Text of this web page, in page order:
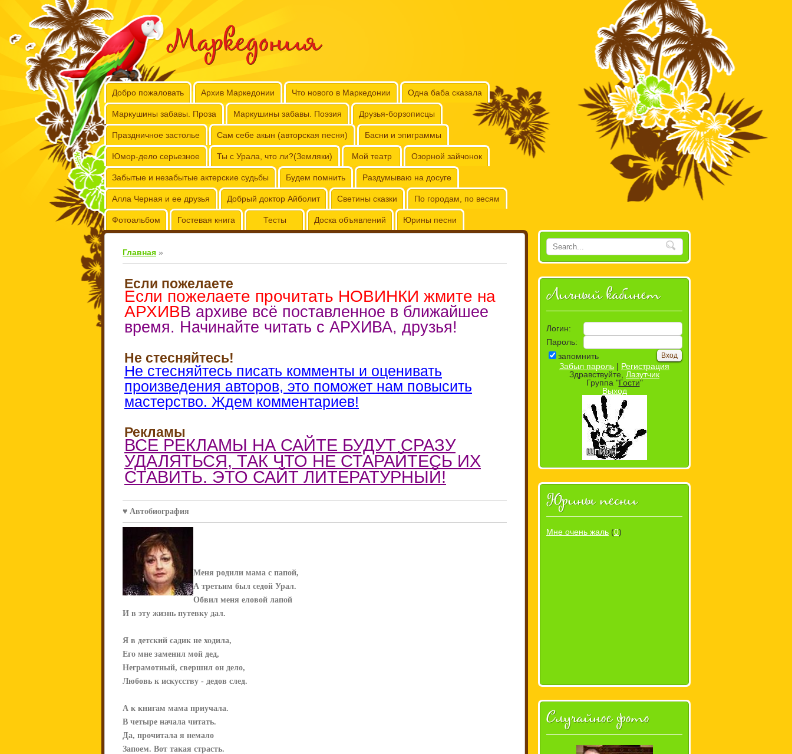
Маркедония
Добро пожаловать Архив Маркедонии Что нового в Маркедонии Одна баба сказала
Маркушины забавы. Проза Маркушины забавы. Поэзия Друзья-борзописцы
Праздничное застолье Сам себе акын (авторская песня) Басни и эпиграммы
Юмор-дело серьезное Ты с Урала, что ли?(Земляки) Мой театр Озорной зайчонок
Забытые и незабытые актерские судьбы Будем помнить Раздумываю на досуге
Алла Черная и ее друзья Добрый доктор Айболит Светины сказки По городам, по весям
Фотоальбом Гостевая книга Тесты Доска объявлений Юрины песни
Главная »
Если пожелаете
Если пожелаете прочитать НОВИНКИ жмите на
АРХИВВ архиве всё поставленное в ближайшее
время. Начинайте читать с АРХИВА, друзья!
Не стесняйтесь!
Не стесняйтесь писать комменты и оценивать
произведения авторов, это поможет нам повысить
мастерство. Ждем комментариев!
Рекламы
ВСЕ РЕКЛАМЫ НА САЙТЕ БУДУТ СРАЗУ
УДАЛЯТЬСЯ, ТАК ЧТО НЕ СТАРАЙТЕСЬ ИХ
СТАВИТЬ. ЭТО САЙТ ЛИТЕРАТУРНЫЙ!
♥ Автобиография
Меня родили мама с папой,
А третьим был седой Урал.
Обвил меня еловой лапой
И в эту жизнь путевку дал.
Я в детский садик не ходила,
Его мне заменил мой дед,
Неграмотный, свершил он дело,
Любовь к искусству - дедов след.
А к книгам мама приучала.
В четыре начала читать.
Да, прочитала я немало
Запоем. Вот такая страсть.
Личный кабинет
Логин:
Пароль:
запомнить
Забыл пароль | Регистрация
Здравствуйте, Лазутчик
Группа "Гости"
Выход
Юрины песни
Мне очень жаль (0)
Случайное фото